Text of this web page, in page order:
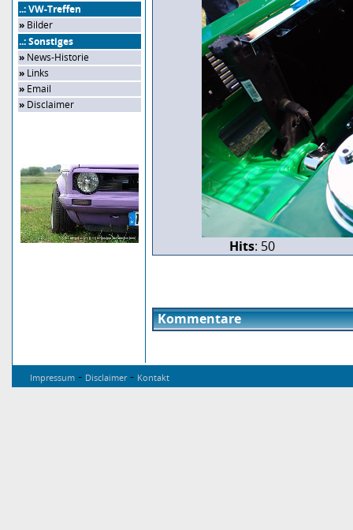
..: VW-Treffen
» Bilder
..: Sonstiges
» News-Historie
» Links
» Email
» Disclaimer
Hits: 50
Kommentare
Impressum - Disclaimer- Kontakt